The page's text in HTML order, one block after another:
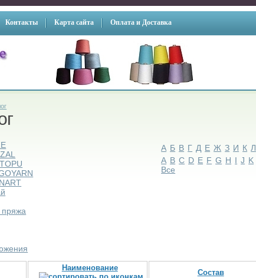
Контакты Карта сайта Оплата и Доставка
пряжа
А Б В Г Д Е Ж З И К Л
A B C D E F G H I J K
Все
Наименование
Состав